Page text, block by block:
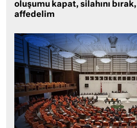
oluşumu kapat, silahını
affedelim